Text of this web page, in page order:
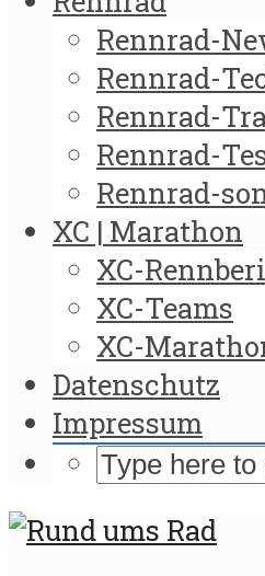
Rennrad-
Rennrad-
Rennrad-
Rennrad-
Rennrad-
XC | Marathon
XC-
XC-Teams
XC-
Datenschutz
Impressum